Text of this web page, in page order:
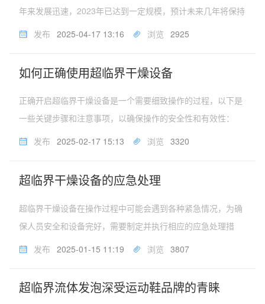
年来发展迅速，2023年已达到一定规模，预计未来几年将保持
较高的年复合增长率。特别是在食品、医药和化工等行业，超
式，推动了市场规模的...
发布 2025-04-17 13:16 浏览 2925
如何正确使用超临界干燥设备
正确开启超临界干燥设备是一个需要细致操作的过程，以下是
一些关键步骤和注意事项，以确保操作的安全性和有效性：
一、准备工作检查设备状态：确保超临界干燥设备的电源、气
坏或泄漏现象。阅读操作手册...
发布 2025-02-17 15:13 浏览 3320
超临界干燥设备的应急处理
超临界干燥设备在操作过程中可能会遇到各种紧急情况，为确
保人员安全和设备完好，需要制定并执行相应的应急处理措
施。以下是一些关键的应急处理步骤和注意事项：一、紧急停
的运行状态和各项参数，一旦...
发布 2025-01-15 11:19 浏览 3807
超临界流体发泡深受运动鞋品牌的青睐